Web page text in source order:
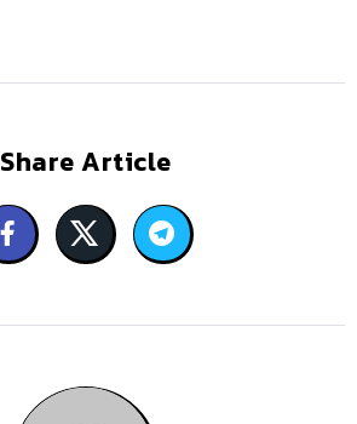
Share Article